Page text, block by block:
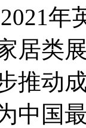
居类
推动
中国